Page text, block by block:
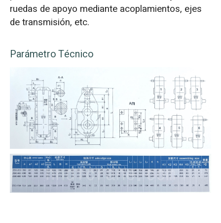
ruedas de apoyo mediante acoplamientos, ejes
de transmisión, etc.
Parámetro Técnico